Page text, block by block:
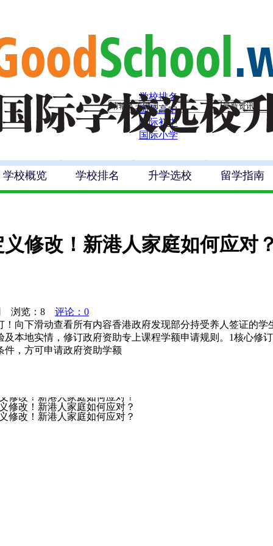
学校概览 学校排名 升学选校 留学指南
学校排名
国际高中
国际初中
国际小学
修改！新港人家庭如何应对
浏览： 8
评论：0
向下滑动查看所有内容香港政府发现部分持受养人签证的
本地实情，修订政府资助专上课程学额申请规则。1核心修
件，方可申请政府资助学额